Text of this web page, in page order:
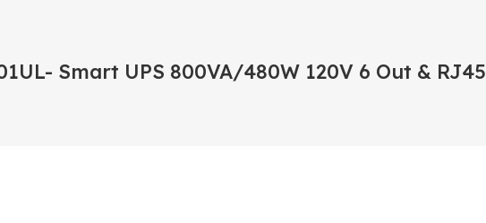
Smart UPS 800VA/480W 120V 6 Out & RJ45